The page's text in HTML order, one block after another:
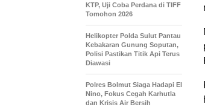
KTP, Uji Coba Perdana di TIFF
Tomohon 2026
Helikopter Polda Sulut Pantau
Kebakaran Gunung Soputan,
Polisi Pastikan Titik Api Terus
Diawasi
Polres Bolmut Siaga Hadapi El
Nino, Fokus Cegah Karhutla
dan Krisis Air Bersih